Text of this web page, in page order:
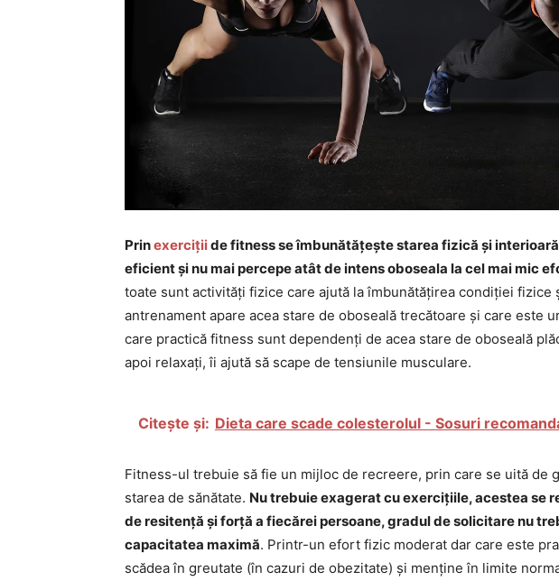
Prinexercițiide fitness se îmbunătățește starea fizică și
eficient și nu mai percepe atât de intens oboseala la cel mai mic
toate sunt activități fizice care ajută la îmbunătățirea condiției fizice
antrenament apare acea stare de oboseală trecătoare și care este
care practică fitness sunt dependenți de acea stare de oboseală
apoi relaxați, îi ajută să scape de tensiunile musculare.
Citește și: Dieta care scade colesterolul - Sosuri
Fitness-ul trebuie să fie un mijloc de recreere, prin care se uită de
starea de sănătate. Nu trebuie exagerat cu exercițiile, acestea se
de resitență și forță a fiecărei persoane, gradul de solicitare nu
capacitatea maximă. Printr-un efort fizic moderat dar care este
scădea în greutate (în cazuri de obezitate) și menține în limite